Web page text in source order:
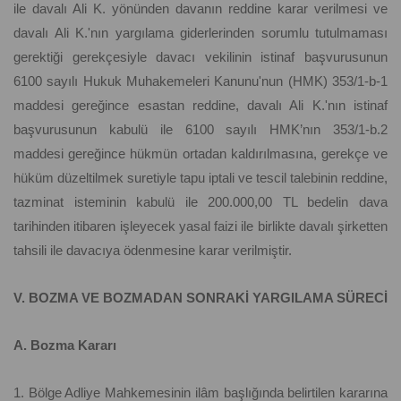
ile davalı Ali K. yönünden davanın reddine karar verilmesi ve
davalı Ali K.'nın yargılama giderlerinden sorumlu tutulmaması
gerektiği gerekçesiyle davacı vekilinin istinaf başvurusunun
6100 sayılı Hukuk Muhakemeleri Kanunu'nun (HMK) 353/1-b-1
maddesi gereğince esastan reddine, davalı Ali K.'nın istinaf
başvurusunun kabulü ile 6100 sayılı HMK’nın 353/1-b.2
maddesi gereğince hükmün ortadan kaldırılmasına, gerekçe ve
hüküm düzeltilmek suretiyle tapu iptali ve tescil talebinin reddine,
tazminat isteminin kabulü ile 200.000,00 TL bedelin dava
tarihinden itibaren işleyecek yasal faizi ile birlikte davalı şirketten
tahsili ile davacıya ödenmesine karar verilmiştir.
V. BOZMA VE BOZMADAN SONRAKİ YARGILAMA SÜRECİ
A. Bozma Kararı
1. Bölge Adliye Mahkemesinin ilâm başlığında belirtilen kararına